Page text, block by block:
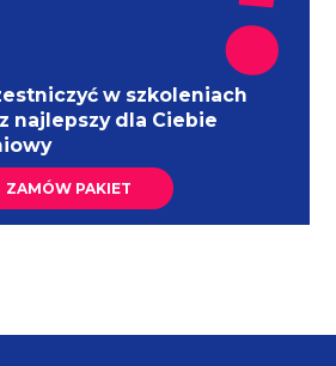
w szkoleniach
najlepszy dla Ciebie
ZAMÓW PAKIET